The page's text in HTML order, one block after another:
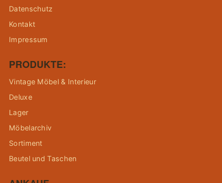
Datenschutz
Kontakt
Impressum
PRODUKTE:
Vintage Möbel & Interieur
Deluxe
Lager
Möbelarchiv
Sortiment
Beutel und Taschen